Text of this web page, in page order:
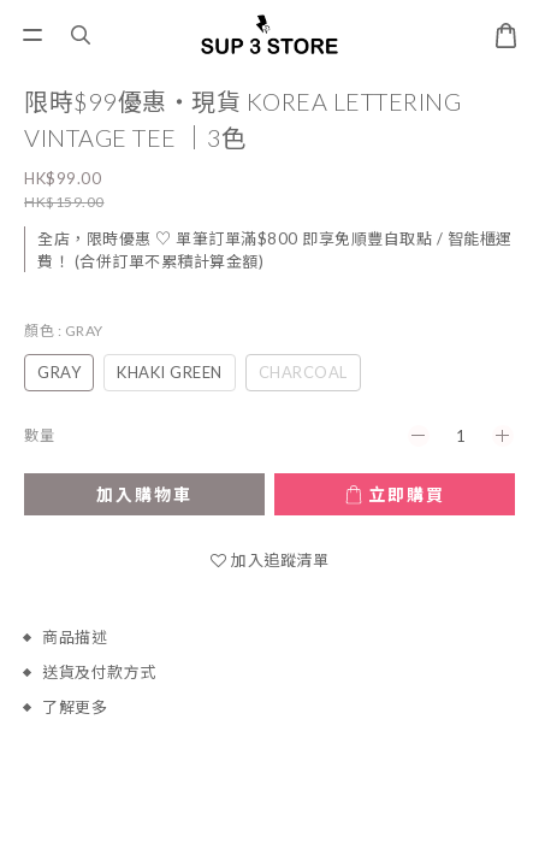
限時$99優惠・現貨 KOREA LETTERING
VINTAGE TEE ｜3色
HK$99.00
HK$159.00
全店，限時優惠 ♡ 單筆訂單滿$800 即享免順豐自取點 / 智能櫃運
費！ (合併訂單不累積計算金額)
顏色 : GRAY
GRAY KHAKI GREEN CHARCOAL
數量
加入購物車 立即購買
加入追蹤清單
商品描述
送貨及付款方式
了解更多